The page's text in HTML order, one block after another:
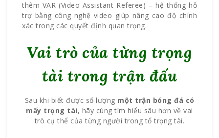
thêm VAR (Video Assistant Referee) – hệ thống hỗ
trợ bằng công nghệ video giúp nâng cao độ chính
xác trong các quyết định quan trọng.
Vai trò của từng trọng
tài trong trận đấu
Sau khi biết được số lượng một trận bóng đá có
mấy trọng tài, hãy cùng tìm hiểu sâu hơn về vai
trò cụ thể của từng người trong tổ trọng tài.